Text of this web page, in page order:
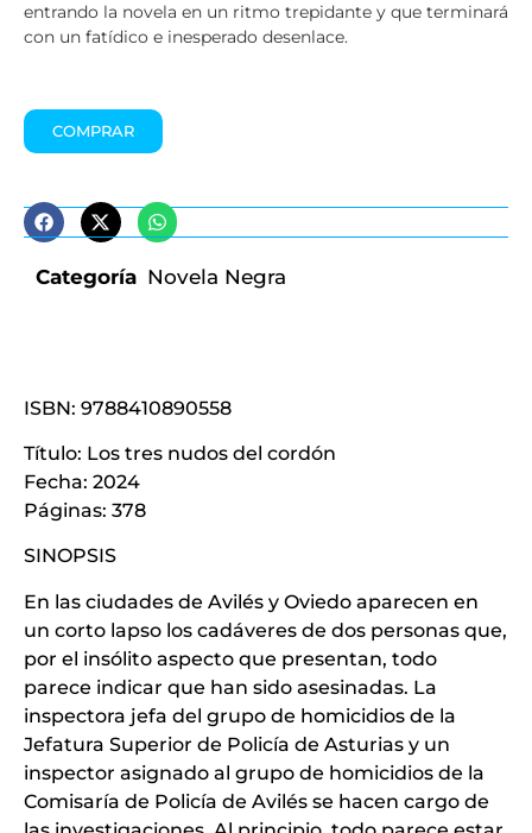
entrando la novela en un ritmo trepidante y que terminará
con un fatídico e inesperado desenlace.
COMPRAR
Categoría Novela Negra
ISBN: 9788410890558
Título: Los tres nudos del cordón
Fecha: 2024
Páginas: 378
SINOPSIS
En las ciudades de Avilés y Oviedo aparecen en
un corto lapso los cadáveres de dos personas que,
por el insólito aspecto que presentan, todo
parece indicar que han sido asesinadas. La
inspectora jefa del grupo de homicidios de la
Jefatura Superior de Policía de Asturias y un
inspector asignado al grupo de homicidios de la
Comisaría de Policía de Avilés se hacen cargo de